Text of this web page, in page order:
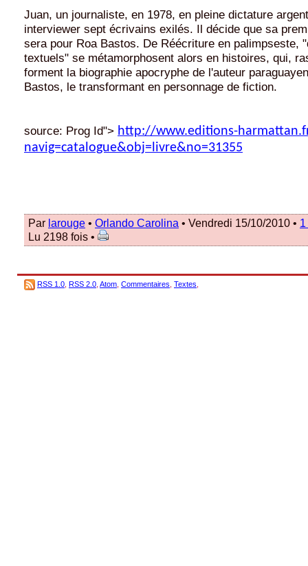
Juan, un journaliste, en 1978, en pleine dictature
interviewer sept écrivains exilés. Il décide que sa
sera pour Roa Bastos. De Réécriture en palimpseste,
textuels" se métamorphosent alors en histoires, qui,
forment la biographie apocryphe de l'auteur
Bastos, le transformant en personnage de fiction.
source: Prog Id"> http://www.editions-
navig=catalogue&obj=livre&no=31355
Par larouge • Orlando Carolina • Vendredi 15/10/2010 •
Lu 2198 fois •
RSS 1.0 RSS 2.0 Atom Commentaires Textes